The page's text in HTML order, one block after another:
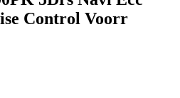
Control Voorr